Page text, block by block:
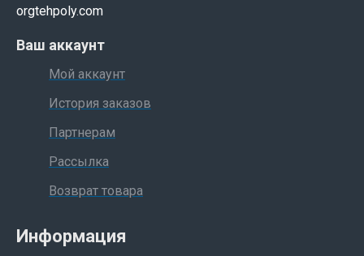
orgtehpoly.com
Ваш аккаунт
Мой аккаунт
История заказов
Партнерам
Рассылка
Возврат товара
Информация